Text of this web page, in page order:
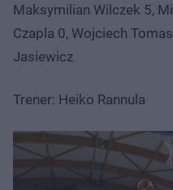
Maksymilian Wilczek 5,
Czapla 0, Wojciech
Jasiewicz
Trener: Heiko Rannula